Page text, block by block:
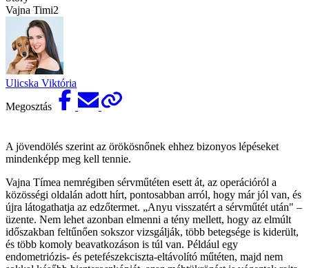
Vajna Timi2
Ulicska Viktória
Megosztás
A jövendölés szerint az örökösnőnek ehhez bizonyos lépéseket
mindenképp meg kell tennie.
Vajna Tímea nemrégiben sérvműtéten esett át, az operációról a
közösségi oldalán adott hírt, pontosabban arról, hogy már jól van, és
újra látogathatja az edzőtermet. „Anyu visszatért a sérvműtét után" –
üzente. Nem lehet azonban elmenni a tény mellett, hogy az elmúlt
időszakban feltűnően sokszor vizsgálják, több betegsége is kiderült,
és több komoly beavatkozáson is túl van. Például egy
endometriózis- és petefészekciszta-eltávolító műtéten, majd nem